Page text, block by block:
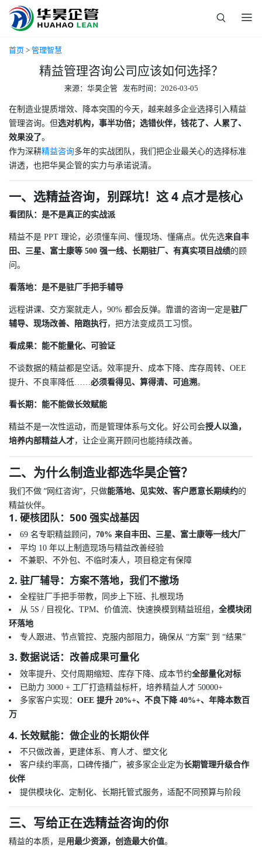
首页 > 管理智慧
精益管理咨询公司应该如何选择？
来源：华昊企管 发布时间：2026-03-05
在制造业提质增效、降本突围的今天，越来越多企业选择引入精益
管理咨询。但选对机构，事半功倍；选错伙伴，钱花了、人累了、
效果没了。
作为深耕精益咨询多年的实战团队，我们把企业最关心的选择标准
讲透，也把华昊企管的实力与承诺说清。
一、选精益咨询，别踩坑！这 4 点才是核心
看团队：是不是真正的实战派
精益不是 PPT 理论，必须懂车间、懂现场、懂痛点。优先选来自丰
田、三星、富士康等 500 强一线、长期驻厂、有真实项目战绩的顾
问。
看落地：是不是驻厂手把手辅导
远程讲课、交方案就走人，90% 都会反弹。靠谱的咨询一定是驻厂
辅导、现场改善、陪跑执行，把方法变成员工习惯。
看成果：能不能量化、可验证
不谈数据的精益都是空话。效率提升、成本下降、库存周转、OEE
提升、不良率降低……必须看得见、算得清、可追溯。
看长期：能不能做长效赋能
精益不是一次性运动，而是管理体系与文化。好公司会授人以渔，
培养内部精益人才，让企业离开顾问也能持续改善。
二、为什么制造业都选华昊企管？
我们不做 “网红咨询”，只做能落地、见实效、客户愿意长期续约的
精益伙伴。
1. 硬核团队：500 强实战基因
69 名专职精益顾问， 70% 来自丰田、三星、富士康等一线大厂
平均 10 年以上制造现场与精益改善经验
不兼职、不外包、不临时凑人，项目稳定有保障
2. 驻厂辅导：方案不落地，我们不撤场
全程驻厂手把手带教，同步上下班、扎根现场
从 5S / 目视化、TPM、价值流、快速换模到精益班组， 全模块闭
环落地
专人跟进、节点管控、克服内部阻力，确保从 “方案” 到 “结果”
3. 数据说话：改善成果可量化
效率提升、交付周期缩短、库存下降、成本节约全部量化对标
已助力 3000 + 工厂打造精益标杆，培养精益人才 50000+
多家客户实现： OEE 提升 20%+、不良下降 40%+、年降本数百
万
4. 长效赋能：做企业的长期伙伴
不只做改善，更建体系、育人才、塑文化
客户续约率高，口碑传播广，被多家企业定为长期管理升级合作
伙伴
提供模块化、定制化、长期托管式服务，适配不同预算与阶段
三、写给正在选精益咨询的你
精益的本质，是用最少资源，创造最大价值。